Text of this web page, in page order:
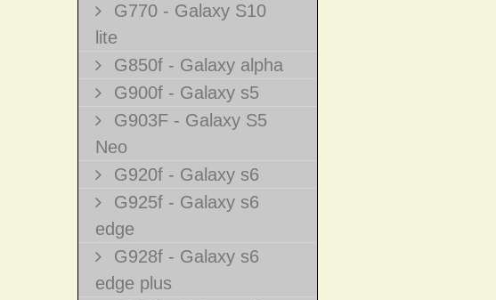
G770 - Galaxy S10
lite
G850f - Galaxy alpha
G900f - Galaxy s5
G903F - Galaxy S5
Neo
G920f - Galaxy s6
G925f - Galaxy s6
edge
G928f - Galaxy s6
edge plus